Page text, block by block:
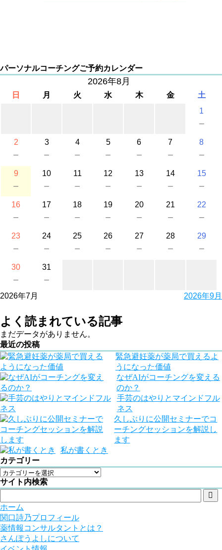
パーソナルコーチングご予約カレンダー
2026年8月
日 月 火 水 木 金
土
1
－
2
－
3
－
4
－
5
－
6
－
7
－
8
－
9
－
10
－
11
－
12
－
13
－
14
－
15
－
16
－
17
－
18
－
19
－
20
－
21
－
22
－
23
－
24
－
25
－
26
－
27
－
28
－
29
－
30
－
31
－
2026年7月 2026年9月
よく読まれている記事
まだデータがありません。
最近の投稿
緊急避妊薬が薬局で買えるよ
うになった価値
なぜAIがコーチングを変える
のか？
手芸のはやりとマインドフル
ネス
久しぶりに公開セミナーでコ
ーチングセッションを解説し
ます
私が書くとき
カテゴリー
サイト内検索

ホーム
関口詩乃プロフィール
薬情報コンサルタントとは？
さんぽうよしについて